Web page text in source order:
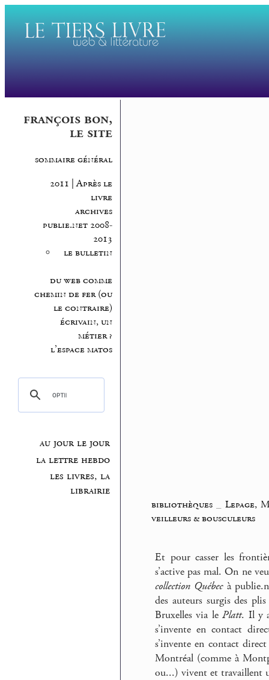
françois bon,
le site
sommaire général
2011 | Après le
livre
archives
publie.net 2008-
2013
le bulletin
du web comme
chemin de fer (ou
le contraire)
écrivain, un
métier ?
l’espace matos
au jour le jour
la lettre hebdo
les livres, la
librairie
bibliothèques_ Lepage,
veilleurs & bousculeurs
Et pour casser les
s’active pas mal. On ne
collection Québecà
des auteurs surgis des
Bruxelles via lePlatt. Il y
s’invente en contact
s’invente en contact
Montréal (comme à
ou...) vivent et travaillent